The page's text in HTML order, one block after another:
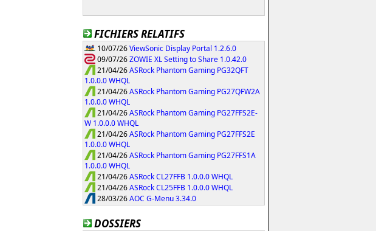
FICHIERS RELATIFS
10/07/26ViewSonic Display Portal 1.2.6.0
09/07/26ZOWIE XL Setting to Share 1.0.42.0
21/04/26ASRock Phantom Gaming PG32QFT
1.0.0.0 WHQL
21/04/26ASRock Phantom Gaming PG27QFW2A
1.0.0.0 WHQL
21/04/26ASRock Phantom Gaming PG27FFS2E-
W 1.0.0.0 WHQL
21/04/26ASRock Phantom Gaming PG27FFS2E
1.0.0.0 WHQL
21/04/26ASRock Phantom Gaming PG27FFS1A
1.0.0.0 WHQL
21/04/26ASRock CL27FFB 1.0.0.0 WHQL
21/04/26ASRock CL25FFB 1.0.0.0 WHQL
28/03/26AOC G-Menu 3.34.0
DOSSIERS